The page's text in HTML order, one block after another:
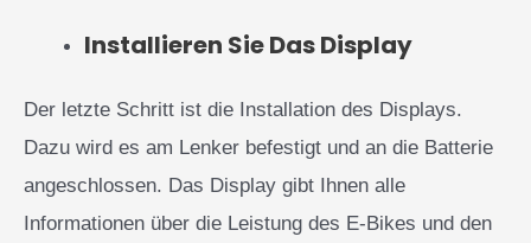
Installieren Sie Das Display
Der letzte Schritt ist die Installation des Displays.
Dazu wird es am Lenker befestigt und an die Batterie
angeschlossen. Das Display gibt Ihnen alle
Informationen über die Leistung des E-Bikes und den